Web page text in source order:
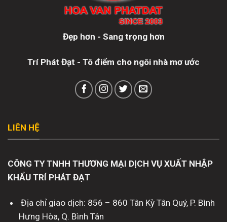
Đẹp hơn - Sang trọng hơn
Trí Phát Đạt - Tô điểm cho ngôi nhà mơ ước
LIÊN HỆ
CÔNG TY TNHH THƯƠNG MẠI DỊCH VỤ XUẤT NHẬP
KHẨU TRÍ PHÁT ĐẠT
Địa chỉ giao dịch: 856 – 860 Tân Kỳ Tân Quý, P. Bình
Hưng Hòa, Q. Bình Tân